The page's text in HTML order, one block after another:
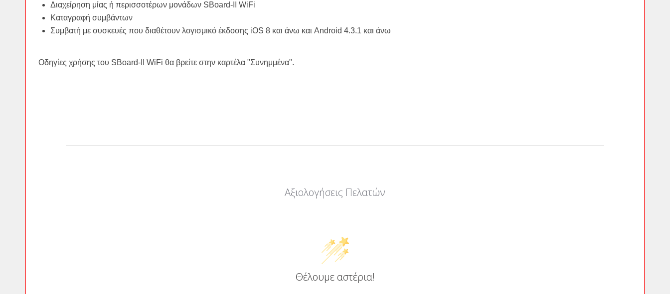
Διαχείρηση μίας ή περισσοτέρων μονάδων SBoard-II WiFi
Καταγραφή συμβάντων
Συμβατή με συσκευές που διαθέτουν λογισμικό έκδοσης iOS 8 και άνω και Android 4.3.1 και άνω
Οδηγίες χρήσης του SBoard-II WiFi θα βρείτε στην καρτέλα "Συνημμένα".
Αξιολογήσεις Πελατών
Θέλουμε αστέρια!